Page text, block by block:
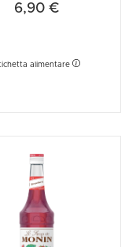
6,90 €
alimentare